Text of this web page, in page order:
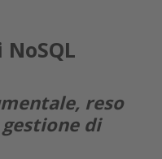
reso
di